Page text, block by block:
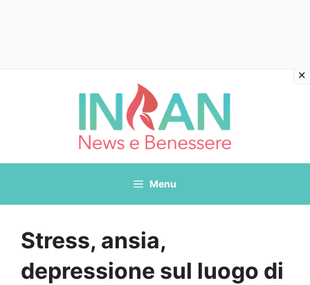
Menu
Stress, ansia,
depressione sul luogo di